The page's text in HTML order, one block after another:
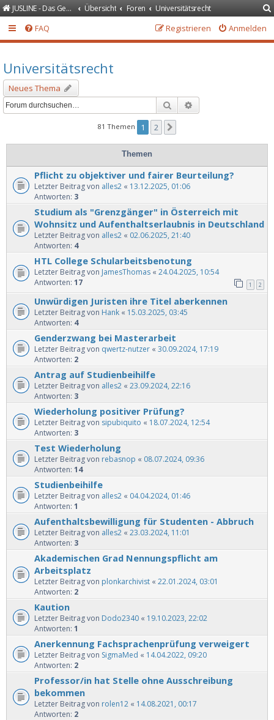
JUSLINE - Das Gesetzeportal Übersicht Foren Universitätsrecht
FAQ Anmelden
Registrieren
Universitätsrecht
Neues Thema
Suche
81 Themen 1 2
Themen
Pflicht zu objektiver und fairer Beurteilung?
Letzter Beitrag von alles2 « 13.12.2025, 01:06
Antworten: 3
Studium als "Grenzgänger" in Österreich mit
Wohnsitz und Aufenthaltserlaubnis in Deutschland
Letzter Beitrag von alles2 « 02.06.2025, 21:40
Antworten: 4
HTL College Schularbeitsbenotung
Letzter Beitrag von JamesThomas « 24.04.2025, 10:54
Antworten: 17 1 2
Unwürdigen Juristen ihre Titel aberkennen
Letzter Beitrag von Hank « 15.03.2025, 03:45
Antworten: 4
Genderzwang bei Masterarbeit
Letzter Beitrag von qwertz-nutzer « 30.09.2024, 17:19
Antworten: 2
Antrag auf Studienbeihilfe
Letzter Beitrag von alles2 « 23.09.2024, 22:16
Antworten: 3
Wiederholung positiver Prüfung?
Letzter Beitrag von sipubiquito « 18.07.2024, 12:54
Antworten: 3
Test Wiederholung
Letzter Beitrag von rebasnop « 08.07.2024, 09:36
Antworten: 14
Studienbeihilfe
Letzter Beitrag von alles2 « 04.04.2024, 01:46
Antworten: 1
Aufenthaltsbewilligung für Studenten - Abbruch
Letzter Beitrag von alles2 « 23.03.2024, 11:01
Antworten: 3
Akademischen Grad Nennungspflicht am
Arbeitsplatz
Letzter Beitrag von plonkarchivist « 22.01.2024, 03:01
Antworten: 2
Kaution
Letzter Beitrag von Dodo2340 « 19.10.2023, 22:02
Antworten: 1
Anerkennung Fachsprachenprüfung verweigert
Letzter Beitrag von SigmaMed « 14.04.2022, 09:20
Antworten: 2
Professor/in hat Stelle ohne Ausschreibung
bekommen
Letzter Beitrag von rolen12 « 14.08.2021, 00:17
Antworten: 2